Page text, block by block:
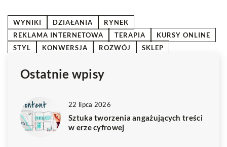
WYNIKI DZIAŁANIA
RYNEK
REKLAMA INTERNETOWA
TERAPIA
KURSY ONLINE
STYL
KONWERSJA ROZWÓJ SKLEP
Ostatnie wpisy
22 lipca 2026
Sztuka tworzenia angażujących treści
w erze cyfrowej